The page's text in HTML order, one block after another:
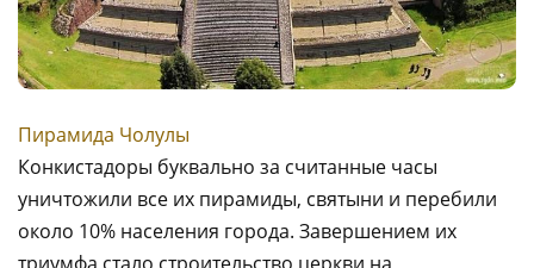
Пирамида Чолулы
Конкистадоры буквально за считанные часы
уничтожили все их пирамиды, святыни и перебили
около 10% населения города. Завершением их